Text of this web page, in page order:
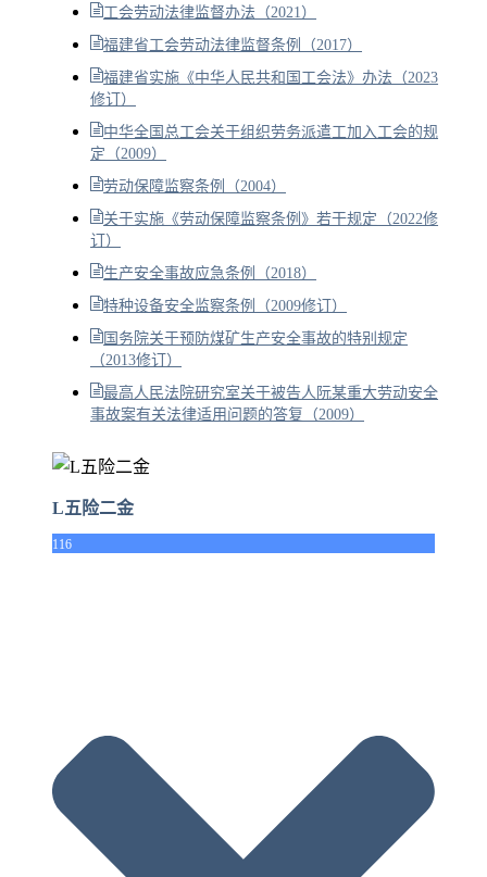
工会劳动法律监督办法（2021）
福建省工会劳动法律监督条例（2017）
福建省实施《中华人民共和国工会法》办法（2023
修订）
中华全国总工会关于组织劳务派遣工加入工会的规
定（2009）
劳动保障监察条例（2004）
关于实施《劳动保障监察条例》若干规定（2022修
订）
生产安全事故应急条例（2018）
特种设备安全监察条例（2009修订）
国务院关于预防煤矿生产安全事故的特别规定
（2013修订）
最高人民法院研究室关于被告人阮某重大劳动安全
事故案有关法律适用问题的答复（2009）
L五险二金
116